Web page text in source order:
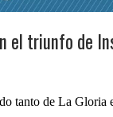
el triunfo de
tanto de La Gloria